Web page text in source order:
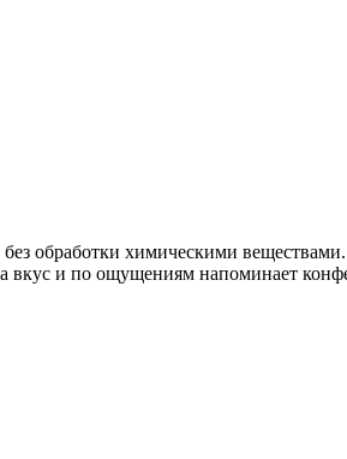
обработки химическими
и по ощущениям напоминает